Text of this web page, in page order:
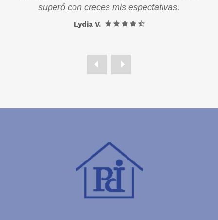
superó con creces mis espectativas.
Lydia V.